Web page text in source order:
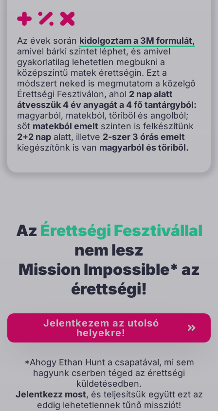
Az évek során kidolgoztam a 3M formulát,
amivel bárki szintet léphet, és amivel
gyakorlatilag lehetetlen megbukni a
középszintű matek érettségin. Ezt a
módszert neked is megmutatom a közelgő
Érettségi Fesztiválon, ahol 2 nap alatt
átvesszük 4 év anyagát a 4 fő tantárgyból:
magyarból, matekból, töriből és angolból;
sőt matekból emeltszinten is felkészítünk
2+2 napalatt, illetve 2-szer 3 órás emelt
kiegészítőnk is van magyarból és töriből.
Az Érettségi Fesztivállal
nem lesz
Mission Impossible* az
érettségi!
Jelentkezem az utolsó
helyekre!
*Ahogy Ethan Hunt a csapatával, mi sem
hagyunk cserben téged az érettségi
küldetésedben.
Jelentkezz most, és teljesítsük együtt ezt az
eddig lehetetlennek tűnő missziót!